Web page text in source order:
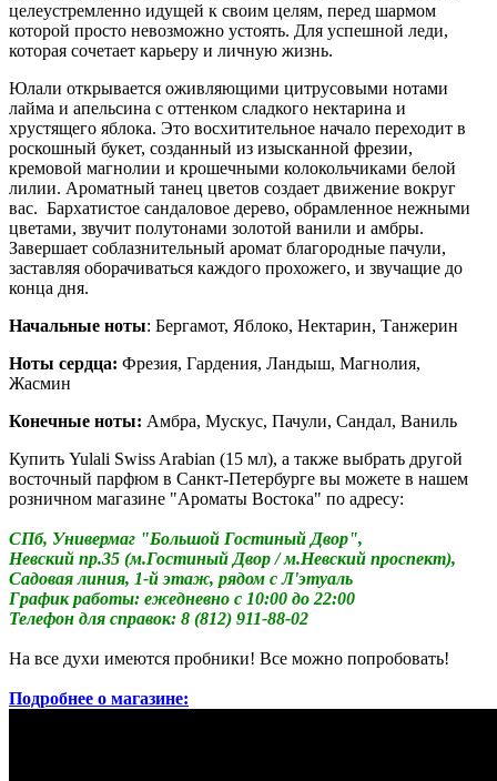
целеустремленно идущей к своим целям, перед шармом
которой просто невозможно устоять. Для успешной леди,
которая сочетает карьеру и личную жизнь.
Юлали открывается оживляющими цитрусовыми нотами
лайма и апельсина с оттенком сладкого нектарина и
хрустящего яблока. Это восхитительное начало переходит в
роскошный букет, созданный из изысканной фрезии,
кремовой магнолии и крошечными колокольчиками белой
лилии. Ароматный танец цветов создает движение вокруг
вас. Бархатистое сандаловое дерево, обрамленное нежными
цветами, звучит полутонами золотой ванили и амбры.
Завершает соблазнительный аромат благородные пачули,
заставляя оборачиваться каждого прохожего, и звучащие до
конца дня.
Начальные ноты: Бергамот, Яблоко, Нектарин, Танжерин
Ноты сердца: Фрезия, Гардения, Ландыш, Магнолия,
Жасмин
Конечные ноты: Амбра, Мускус, Пачули, Сандал, Ваниль
Купить Yulali Swiss Arabian (15 мл), а также выбрать другой
восточный парфюм в Санкт-Петербурге вы можете в нашем
розничном магазине "Ароматы Востока" по адресу:
СПб, Универмаг "Большой Гостиный Двор",
Невский пр.35 (м.Гостиный Двор / м.Невский проспект),
Садовая линия, 1-й этаж, рядом с Л'этуаль
График работы: ежедневно с 10:00 до 22:00
Телефон для справок: 8 (812) 911-88-02
На все духи имеются пробники! Все можно попробовать!
Подробнее о магазине: